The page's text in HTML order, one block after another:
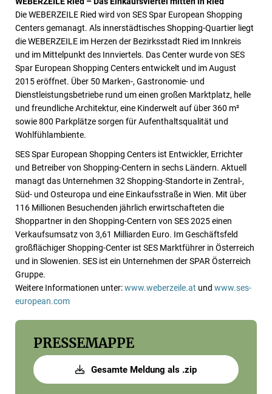
Die WEBERZEILE Ried wird von SES Spar European Shopping
Centers gemanagt. Als innerstädtisches Shopping-Quartier liegt
die WEBERZEILE im Herzen der Bezirksstadt Ried im Innkreis
und im Mittelpunkt des Innviertels. Das Center wurde von SES
Spar European Shopping Centers entwickelt und im August
2015 eröffnet. Über 50 Marken-, Gastronomie- und
Dienstleistungsbetriebe rund um einen großen Marktplatz, helle
und freundliche Architektur, eine Kinderwelt auf über 360 m²
sowie 800 Parkplätze sorgen für Aufenthaltsqualität und
Wohlfühlambiente.
SES Spar European Shopping Centers ist Entwickler, Errichter
und Betreiber von Shopping-Centern in sechs Ländern. Aktuell
managt das Unternehmen 32 Shopping-Standorte in Zentral-,
Süd- und Osteuropa und eine Einkaufsstraße in Wien. Mit über
116 Millionen Besuchenden jährlich erwirtschafteten die
Shoppartner in den Shopping-Centern von SES 2025 einen
Verkaufsumsatz von 3,61 Milliarden Euro. Im Geschäftsfeld
großflächiger Shopping-Center ist SES Marktführer in Österreich
und in Slowenien. SES ist ein Unternehmen der SPAR Österreich
Gruppe.
Weitere Informationen unter:www.weberzeile.at und www.ses-
european.com
PRESSEMAPPE
Gesamte Meldung als .zip